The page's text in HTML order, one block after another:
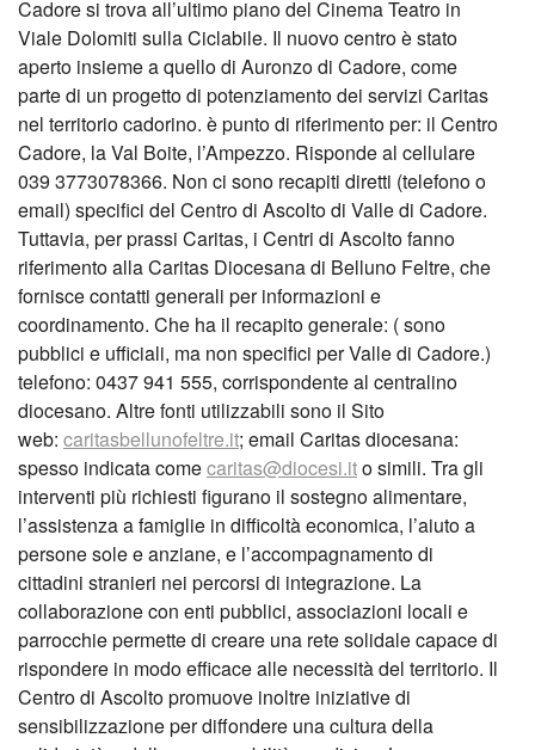
Cadore si trova all’ultimo piano del Cinema Teatro in
Viale Dolomiti sulla Ciclabile. Il nuovo centro è stato
aperto insieme a quello di Auronzo di Cadore, come
parte di un progetto di potenziamento dei servizi Caritas
nel territorio cadorino. è punto di riferimento per: il Centro
Cadore, la Val Boite, l’Ampezzo. Risponde al cellulare
039 3773078366. Non ci sono recapiti diretti (telefono o
email) specifici del Centro di Ascolto di Valle di Cadore.
Tuttavia, per prassi Caritas, i Centri di Ascolto fanno
riferimento alla Caritas Diocesana di Belluno Feltre, che
fornisce contatti generali per informazioni e
coordinamento. Che ha il recapito generale: ( sono
pubblici e ufficiali, ma non specifici per Valle di Cadore.)
telefono: 0437 941 555, corrispondente al centralino
diocesano. Altre fonti utilizzabili sono il Sito
web: caritasbellunofeltre.it; email Caritas diocesana:
spesso indicata comecaritas@diocesi.ito simili. Tra gli
interventi più richiesti figurano il sostegno alimentare,
l’assistenza a famiglie in difficoltà economica, l’aiuto a
persone sole e anziane, e l’accompagnamento di
cittadini stranieri nei percorsi di integrazione. La
collaborazione con enti pubblici, associazioni locali e
parrocchie permette di creare una rete solidale capace di
rispondere in modo efficace alle necessità del territorio. Il
Centro di Ascolto promuove inoltre iniziative di
sensibilizzazione per diffondere una cultura della